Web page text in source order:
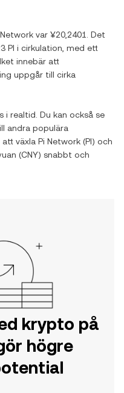
var ¥20,2401
. Det
PI i cirkulation, med ett
innebär att
uppgår till cirka
i realtid. Du kan också se
andra populära
växla Pi Network (PI) och
(CNY) snabbt och
krypto på
högre